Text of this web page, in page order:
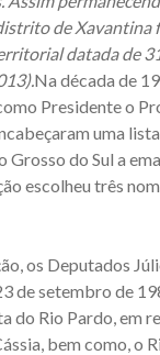
de
datada de
Na década de
Presidente o
uma
do Sul a
escolheu três
os Deputados
de setembro de
do Rio Pardo, em
bem como, o